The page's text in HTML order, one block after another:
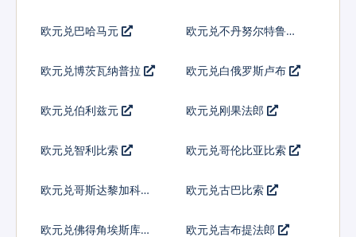
欧元兑巴哈马元 欧元兑不丹努尔特鲁姆
欧元兑博茨瓦纳普拉 欧元兑白俄罗斯卢布
欧元兑伯利兹元 欧元兑刚果法郎
欧元兑智利比索 欧元兑哥伦比亚比索
欧元兑哥斯达黎加科朗 欧元兑古巴比索
欧元兑佛得角埃斯库多 欧元兑吉布提法郎